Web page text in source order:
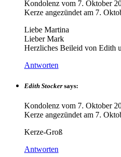
Kondolenz vom 7. Oktober
Kerze angezündet am 7.
Liebe Martina
Lieber Mark
Herzliches Beileid von Edith
Antworten
Edith Stocker says:
Kondolenz vom 7. Oktober
Kerze angezündet am 7.
Kerze-Groß
Antworten